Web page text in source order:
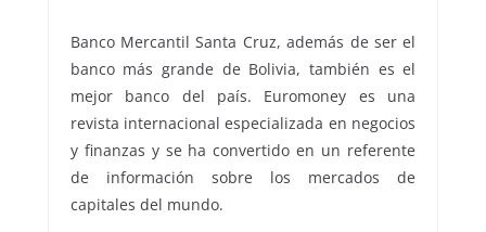
Banco Mercantil Santa Cruz, además de ser el
banco más grande de Bolivia, también es el
mejor banco del país. Euromoney es una
revista internacional especializada en negocios
y finanzas y se ha convertido en un referente
de información sobre los mercados de
capitales del mundo.